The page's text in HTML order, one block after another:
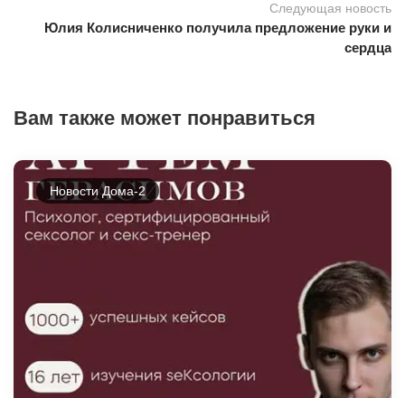
Следующая новость
Юлия Колисниченко получила предложение руки и
сердца
Вам также может понравиться
Новости Дома-2